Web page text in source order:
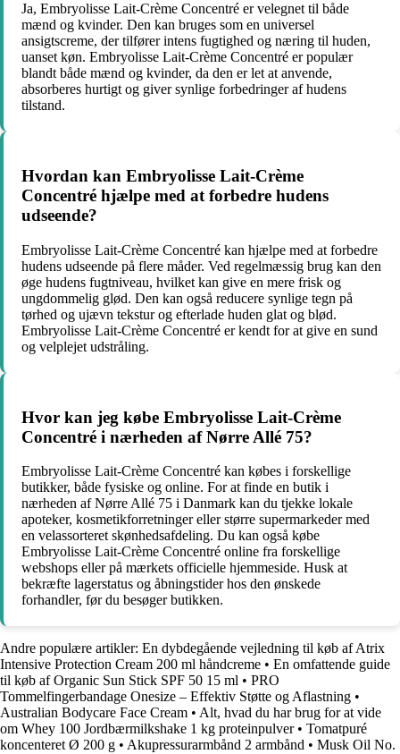
Ja, Embryolisse Lait-Crème Concentré er velegnet til både
mænd og kvinder. Den kan bruges som en universel
ansigtscreme, der tilfører intens fugtighed og næring til huden,
uanset køn. Embryolisse Lait-Crème Concentré er populær
blandt både mænd og kvinder, da den er let at anvende,
absorberes hurtigt og giver synlige forbedringer af hudens
tilstand.
Hvordan kan Embryolisse Lait-Crème
Concentré hjælpe med at forbedre hudens
udseende?
Embryolisse Lait-Crème Concentré kan hjælpe med at forbedre
hudens udseende på flere måder. Ved regelmæssig brug kan den
øge hudens fugtniveau, hvilket kan give en mere frisk og
ungdommelig glød. Den kan også reducere synlige tegn på
tørhed og ujævn tekstur og efterlade huden glat og blød.
Embryolisse Lait-Crème Concentré er kendt for at give en sund
og velplejet udstråling.
Hvor kan jeg købe Embryolisse Lait-Crème
Concentré i nærheden af ​​Nørre Allé 75?
Embryolisse Lait-Crème Concentré kan købes i forskellige
butikker, både fysiske og online. For at finde en butik i
nærheden af ​​Nørre Allé 75 i Danmark kan du tjekke lokale
apoteker, kosmetikforretninger eller større supermarkeder med
en velassorteret skønhedsafdeling. Du kan også købe
Embryolisse Lait-Crème Concentré online fra forskellige
webshops eller på mærkets officielle hjemmeside. Husk at
bekræfte lagerstatus og åbningstider hos den ønskede
forhandler, før du besøger butikken.
Andre populære artikler: En dybdegående vejledning til køb af Atrix
Intensive Protection Cream 200 ml håndcreme • En omfattende guide
til køb af Organic Sun Stick SPF 50 15 ml • PRO
Tommelfingerbandage Onesize – Effektiv Støtte og Aflastning •
Australian Bodycare Face Cream • Alt, hvad du har brug for at vide
om Whey 100 Jordbærmilkshake 1 kg proteinpulver• Tomatpuré
koncenteret Ø 200 g • Akupressurarmbånd 2 armbånd • Musk Oil No.